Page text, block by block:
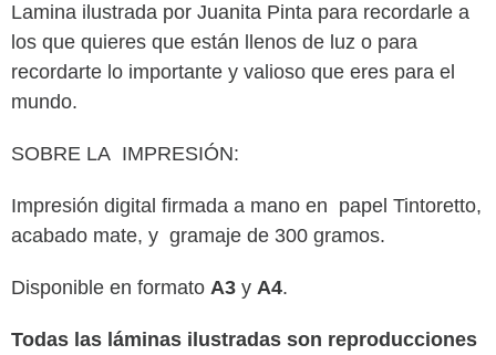
Lamina ilustrada por Juanita Pinta para recordarle a
los que quieres que están llenos de luz o para
recordarte lo importante y valioso que eres para el
mundo.
SOBRE LA IMPRESIÓN:
Impresión digital firmada a mano en papel Tintoretto,
acabado mate, y gramaje de 300 gramos.
Disponible en formato A3 y A4.
Todas las láminas ilustradas son reproducciones